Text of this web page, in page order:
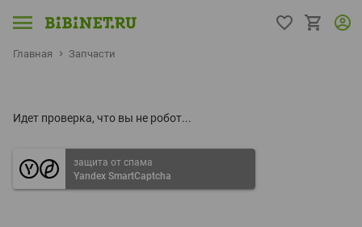
Главная Запчасти
Идет проверка, что вы не робот...
защита от спама
Yandex SmartCaptcha